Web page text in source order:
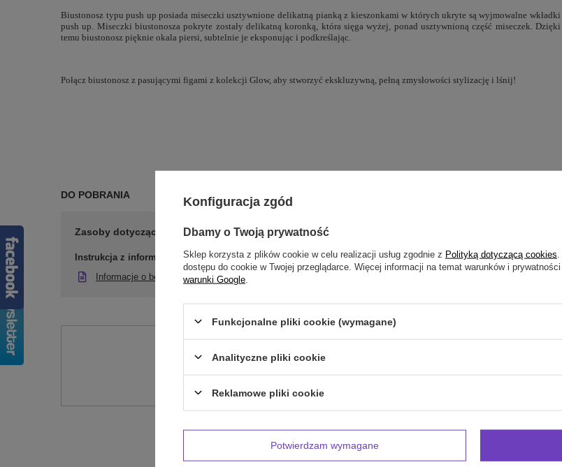
Biustonosz typu push up posiada miseczki usztywnione delikatną pianką z kieszonkami w których ukryte są wyjmowalne wkładki
push up. Miseczki biustonosza pokryte zostały delikatną koronką, która sięga wyżej, ponad usztywnioną część miseczek. Dzięki
temu biustonosz pięknie okala piersi, subtelnie je eksponując i podkreślając.
Połącz biustonosz z pasującymi figami z kolekcji Glow, aby stworzyć ekskluzywną, pełną zmysłowości stylizację i lśnij!
DO POBRANIA
Zasoby dotyczące bezpieczeństwa i produktów
Instrukcja z informacją o bezpieczeństwie
Informacje o bezpieczeństwie
Potrzebujesz pomocy? Masz pytania?
NAPISZ SWOJĄ
Konfiguracja zgód
Dbamy o Twoją prywatność
Sklep korzysta z plików cookie w celu realizacji usług zgodnie z Polityką dotyczącą cookies
dostępu do cookie w Twojej przeglądarce. Więcej informacji na temat warunków i
warunki Google
Funkcjonalne pliki cookie (wymagane)
Analityczne pliki cookie
Reklamowe pliki cookie
Potwierdzam wymagane